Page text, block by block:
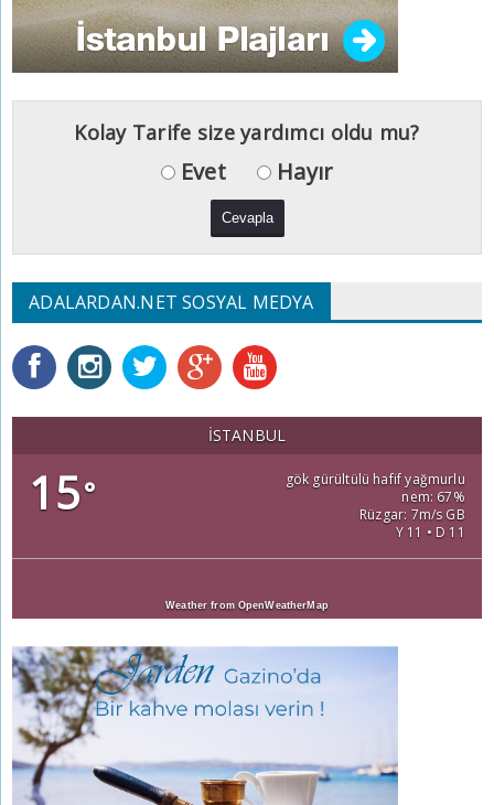
Kolay Tarife size yardımcı oldu mu?
Evet Hayır
ADALARDAN.NET SOSYAL MEDYA
İSTANBUL
15°
gök gürültülü hafif yağmurlu
nem: 67%
Rüzgar: 7m/s GB
Y 11 • D 11
Weather from OpenWeatherMap